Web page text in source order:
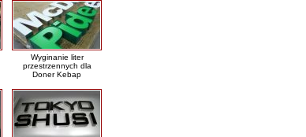
Wyginanie liter
przestrzennych dla
Doner Kebap